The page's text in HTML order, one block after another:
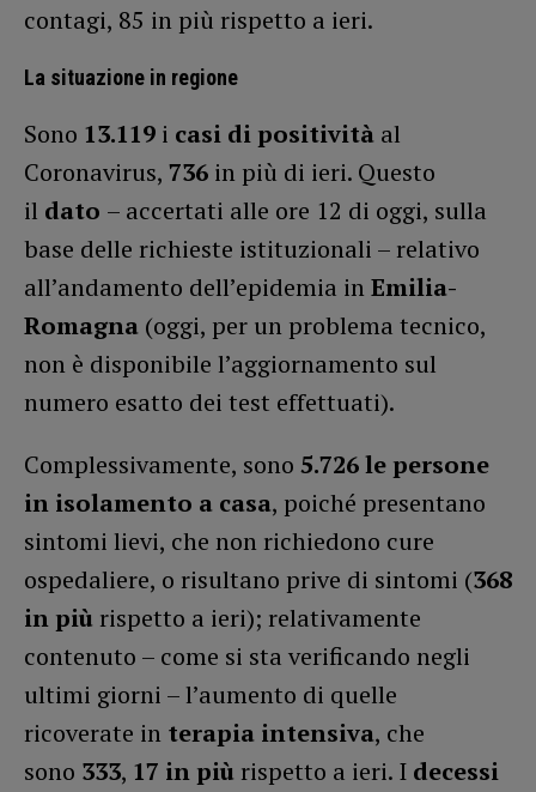
contagi, 85 in più rispetto a ieri.
La situazione in regione
Sono 13.119 i casi di positività al
Coronavirus, 736 in più di ieri. Questo
il dato – accertati alle ore 12 di oggi, sulla
base delle richieste istituzionali – relativo
all’andamento dell’epidemia inEmilia-
Romagna (oggi, per un problema tecnico,
non è disponibile l’aggiornamento sul
numero esatto dei test effettuati).
Complessivamente, sono 5.726 le persone
in isolamento a casa, poiché presentano
sintomi lievi, che non richiedono cure
ospedaliere, o risultano prive di sintomi (368
in più rispetto a ieri); relativamente
contenuto – come si sta verificando negli
ultimi giorni – l’aumento di quelle
ricoverate in terapia intensiva, che
sono 333, 17 in più rispetto a ieri. I decessi